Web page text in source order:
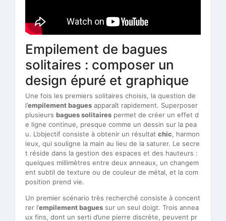
Empilement de bagues
solitaires : composer un
design épuré et graphique
Une fois les premiers solitaires choisis, la question de
l’empilement bagues apparaît rapidement. Superposer
plusieurs bagues solitaires permet de créer un effet d
e ligne continue, presque comme un dessin sur la pea
u. L’objectif consiste à obtenir un résultat chic, harmon
ieux, qui souligne la main au lieu de la saturer. Le secre
t réside dans la gestion des espaces et des hauteurs :
quelques millimètres entre deux anneaux, un changem
ent subtil de texture ou de couleur de métal, et la com
position prend vie.
Un premier scénario très recherché consiste à concent
rer l’empilement bagues sur un seul doigt. Trois annea
ux fins, dont un serti d’une pierre discrète, peuvent pr